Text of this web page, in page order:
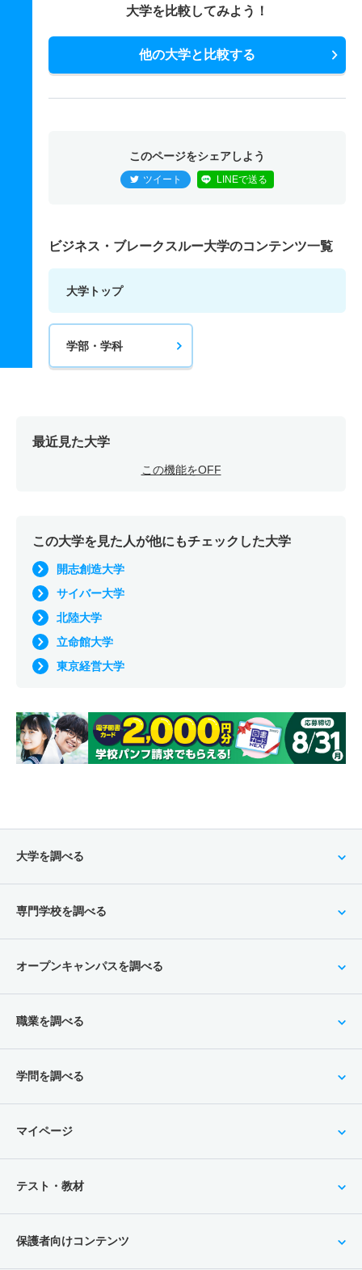
大学を比較してみよう！
他の大学と比較する
このページをシェアしよう
ツイート LINEで送る
ビジネス・ブレークスルー大学のコンテンツ一覧
大学トップ
学部・学科
最近見た大学
この機能をOFF
この大学を見た人が他にもチェックした大学
開志創造大学
サイバー大学
北陸大学
立命館大学
東京経営大学
大学を調べる
専門学校を調べる
オープンキャンパスを調べる
職業を調べる
学問を調べる
マイページ
テスト・教材
保護者向けコンテンツ